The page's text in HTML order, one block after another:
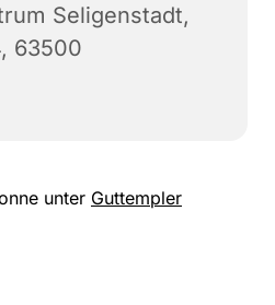
Seligenstadt,
63500
unter Guttempler